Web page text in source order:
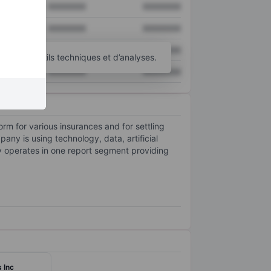
XXXXXXX XXXXXXX
outils techniques et d’analyses.
for various insurances and for settling
is using technology, data, artificial
in one report segment providing
Inc